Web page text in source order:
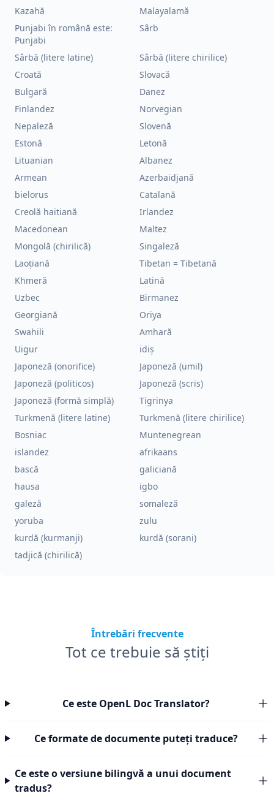
Kazahă
Malayalamă
Punjabi în română este:
Punjabi
Sârb
Sârbă (litere latine)
Sârbă (litere chirilice)
Croată
Slovacă
Bulgară
Danez
Finlandez
Norvegian
Nepaleză
Slovenă
Estonă
Letonă
Lituanian
Albanez
Armean
Azerbaidjană
bielorus
Catalană
Creolă haitiană
Irlandez
Macedonean
Maltez
Mongolă (chirilică)
Singaleză
Laoțiană
Tibetan = Tibetană
Khmeră
Latină
Uzbec
Birmanez
Georgiană
Oriya
Swahili
Amhară
Uigur
idiș
Japoneză (onorifice)
Japoneză (umil)
Japoneză (politicos)
Japoneză (scris)
Japoneză (formă simplă)
Tigrinya
Turkmenă (litere latine)
Turkmenă (litere chirilice)
Bosniac
Muntenegrean
islandez
afrikaans
bască
galiciană
hausa
igbo
galeză
somaleză
yoruba
zulu
kurdă (kurmanji)
kurdă (sorani)
tadjică (chirilică)
Întrebări frecvente
Tot ce trebuie să știți
Ce este OpenL Doc Translator?
Ce formate de documente puteți traduce?
Ce este o versiune bilingvă a unui document
tradus?